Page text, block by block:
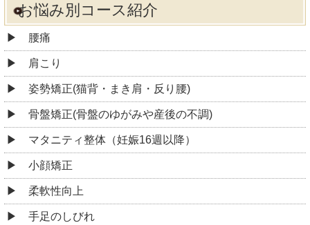
お悩み別コース紹介
腰痛
肩こり
姿勢矯正(猫背・まき肩・反り腰)
骨盤矯正(骨盤のゆがみや産後の不調)
マタニティ整体（妊娠16週以降）
小顔矯正
柔軟性向上
手足のしびれ